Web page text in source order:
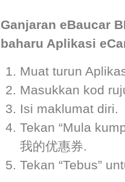
Ganjaran eBaucar
baharu Aplikasi
Muat turun
Masukkan kod
Isi maklumat diri.
Tekan “Mula
我的优惠券.
Tekan “Tebus”